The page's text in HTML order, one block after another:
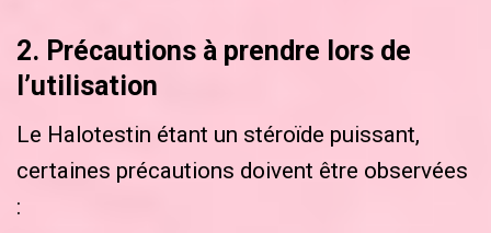
2. Précautions à prendre lors de
l’utilisation
Le Halotestin étant un stéroïde puissant,
certaines précautions doivent être observées
: